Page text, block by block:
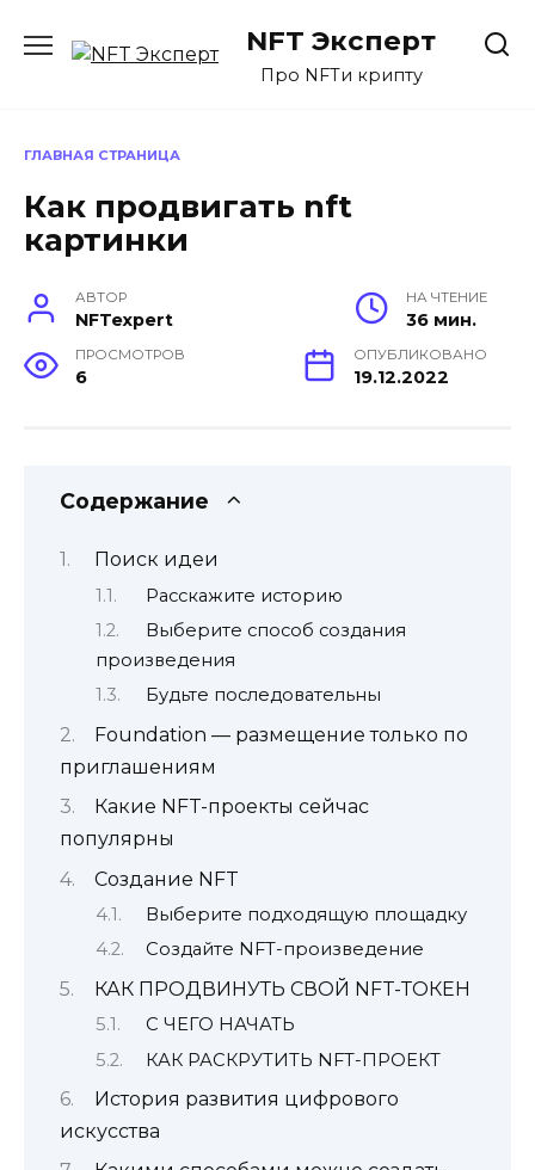
содержанию
NFT Эксперт
Про NFTи крипту
ГЛАВНАЯ СТРАНИЦА
Как продвигать nft
картинки
АВТОР
NFTexpert
НА ЧТЕНИЕ
36 мин.
ПРОСМОТРОВ
6
ОПУБЛИКОВАНО
19.12.2022
Содержание
Поиск идеи
Расскажите историю
Выберите способ создания
произведения
Будьте последовательны
Foundation — размещение только по
приглашениям
Какие NFT-проекты сейчас
популярны
Создание NFT
Выберите подходящую площадку
Создайте NFT-произведение
КАК ПРОДВИНУТЬ СВОЙ NFT-ТОКЕН
С ЧЕГО НАЧАТЬ
КАК РАСКРУТИТЬ NFT-ПРОЕКТ
История развития цифрового
искусства